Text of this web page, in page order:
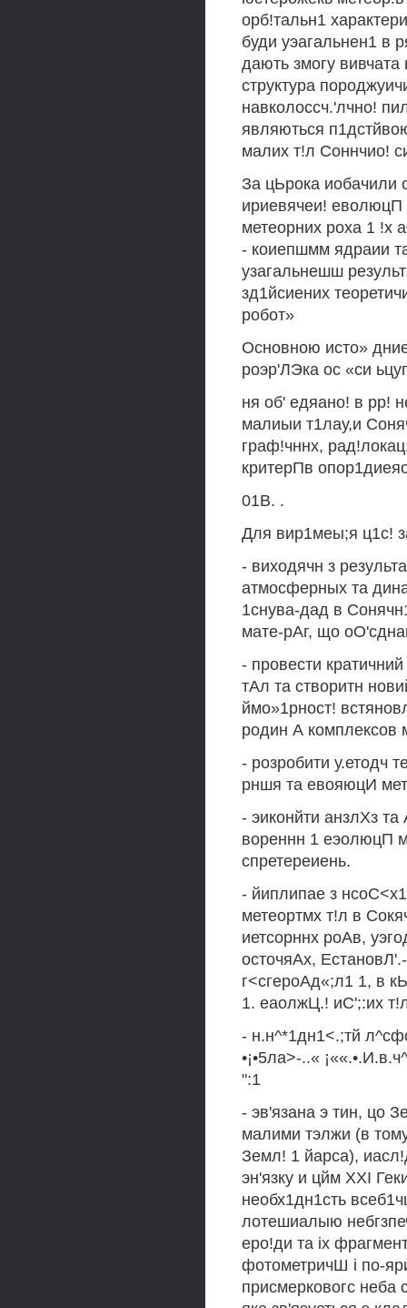
орб!тальн1
буди уэагальнен1 в
дають змогу вивчата
структура
навколоссч.'лчно!
являються
малих т!л Соннчио!
За цЬрока иобачили
ириевячеи! еволюцП
метеорних роха 1 !х
- коиепшмм ядраии
узагальнешш
зд1йсиених
робот»
Основною исто»
роэр'ЛЭка ос «си
ня об' едяано! в рр!
малиыи т1лау,и
граф!чннх,
критерПв
01В. .
Для вир1меы;я ц1с!
- виходячн з
атмосферных та
1снува-дад в
мате-рАг, що
- провести
тАл та створитн
ймо»1рност!
родин А комплексов
- розробити у.етодч
рншя та евояюцИ
- эиконйти анзлХз
вореннн 1 еэолюцП
спретереиень.
- йиплипае з
метеортмх т!л в
иетсорннх роАв,
осточяАх,
г<сгероАд«;л1 1, в
1. еаолжЦ.! иС';:их
- н.н^*1дн1<.;тй
•¡•5ла>-..«
":1
- эв'язана э тин, цо
малими тэлжи (в
Земл! 1 йарса),
эн'язку и цйм XXI
необх1дн1сть
лотешиалыю
еро!ди та ix
фотометричШ i по-
присмерковогс неба